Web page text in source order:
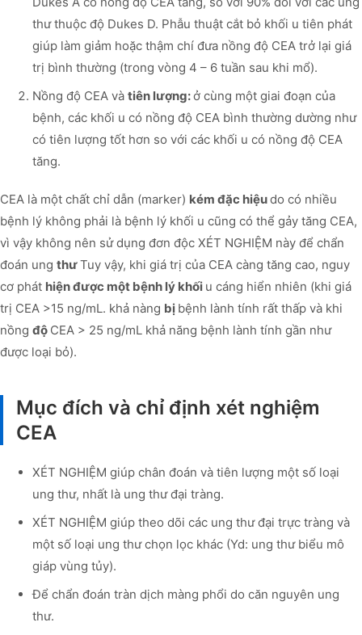
thư thuộc độ Dukes D. Phẫu thuật cắt bỏ khối u tiên phát
giúp làm giảm hoặc thậm chí đưa nồng độ CEA trở lại giá
trị bình thường (trong vòng 4 – 6 tuần sau khi mổ).
Nồng độ CEA và tiên lượng:ở cùng một giai đoạn của
bệnh, các khối u có nồng độ CEA bình thường dường như
có tiên lượng tốt hơn so với các khối u có nồng độ CEA
tăng.
CEA là một chất chỉ dẫn (marker) kém đặc hiệudo có nhiều
bệnh lý không phải là bệnh lý khối u cũng có thể gảy tăng CEA,
vì vậy không nên sử dụng đơn độc XÉT NGHIỆM này để chẩn
đoán ung thưTuy vậy, khi giá trị của CEA càng tăng cao, nguy
cơ phát hiện được một bệnh lý khối u cáng hiển nhiên (khi giá
trị CEA >15 ng/mL. khả nàng bị bệnh lành tính rất thấp và khi
nồng độ CEA > 25 ng/mL khả năng bệnh lành tính gần như
được loại bỏ).
Mục đích và chỉ định xét nghiệm
CEA
XÉT NGHIỆM giúp chân đoán và tiên lượng một số loại
ung thư, nhất là ung thư đại tràng.
XÉT NGHIỆM giúp theo dõi các ung thư đại trực tràng và
một số loại ung thư chọn lọc khác (Yd: ung thư biểu mô
giáp vùng tủy).
Để chẩn đoán tràn dịch màng phổi do căn nguyên ung
thư.